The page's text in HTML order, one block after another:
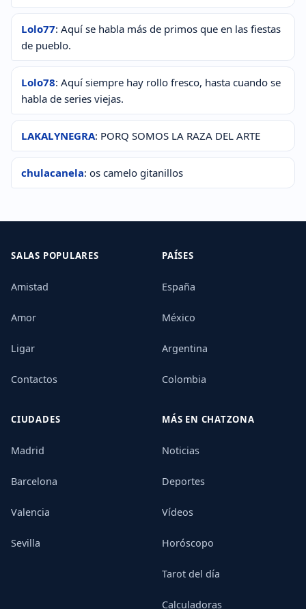
Lolo77: Aquí se habla más de primos que en las fiestas
de pueblo.
Lolo78: Aquí siempre hay rollo fresco, hasta cuando se
habla de series viejas.
LAKALYNEGRA: PORQ SOMOS LA RAZA DEL ARTE
chulacanela: os camelo gitanillos
SALAS POPULARES
Amistad
Amor
Ligar
Contactos
PAÍSES
España
México
Argentina
Colombia
CIUDADES
Madrid
Barcelona
Valencia
Sevilla
MÁS EN CHATZONA
Noticias
Deportes
Vídeos
Horóscopo
Tarot del día
Calculadoras